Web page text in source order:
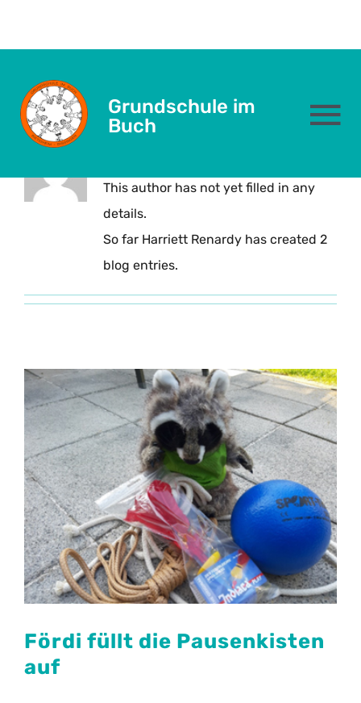
Grundschule im
Buch
Das sind wir
Schulleben
Formulare
Kontakt
This author has not yet filled in any
details.
So far Harriett Renardy has created 2
blog entries.
Fördi füllt die Pausenkisten
auf